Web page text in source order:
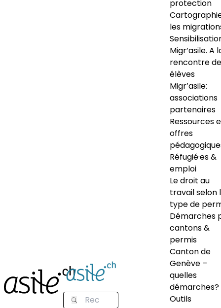
protection
les
Migr’asile. A
rencontre
élèves
Migr’asile:
associations
partenaires
Ressources
offres
Réfugié·es &
emploi
Le droit au
travail selon
type de
Démarches
cantons &
permis
Canton de
Genève –
quelles
démarches?
Outils